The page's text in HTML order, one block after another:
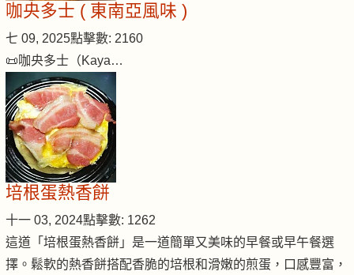
咖央多士 ( 東南亞風味 )
七 09, 2025點擊數: 2160
📜咖央多士（Kaya…
培根蛋熱香餅
十一 03, 2024點擊數: 1262
這道「培根蛋熱香餅」是一道簡單又美味的早餐或早午餐選
擇。鬆軟的熱香餅搭配香脆的培根和滑嫩的煎蛋，口感豐富，